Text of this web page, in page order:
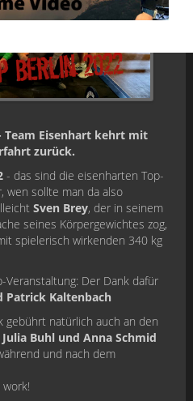
Team Eisenhart kehrt mit
zurück.
- das sind die eisenharten Top-
wen sollte man da also
Sven Brey, der in seinem
seines Körpergewichtes zog,
spielerisch wirkenden 340 kg
Veranstaltung: Der Dank dafür
Patrick Kaltenbach
gebührt natürlich auch an den
Buhl und Anna Schmid
und nach dem